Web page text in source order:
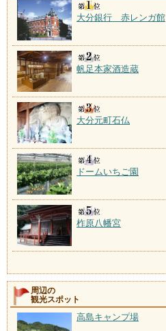
大分銀行 赤レンガ館
帆足本家酒造蔵
大分元町石仏
ドームいちご園
柞原八幡宮
周辺の
観光スポット
高島キャンプ場